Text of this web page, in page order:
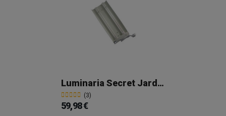
Luminaria Secret Jardin TNeon 22 X 55 W
(3)
59,98 €